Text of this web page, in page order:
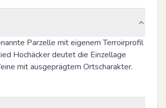
Parzelle mit eigenem Terroirprofil
Hochäcker deutet die Einzellage
mit ausgeprägtem Ortscharakter.